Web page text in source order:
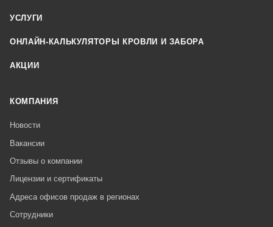
УСЛУГИ
ОНЛАЙН-КАЛЬКУЛЯТОРЫ КРОВЛИ И ЗАБОРА
АКЦИИ
КОМПАНИЯ
Новости
Вакансии
Отзывы о компании
Лицензии и сертификаты
Адреса офисов продаж в регионах
Сотрудники